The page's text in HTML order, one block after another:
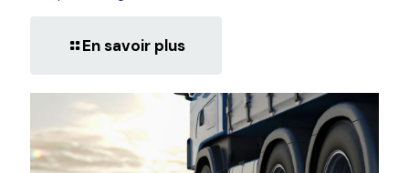
En savoir plus